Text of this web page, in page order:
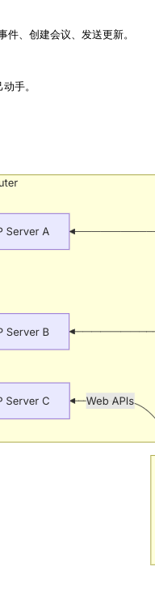
、创建会议、发送更新。
手。